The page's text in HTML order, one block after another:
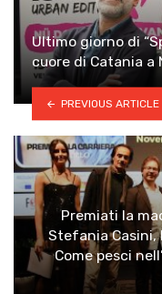
Ultimo giorno di
cuore di Catania a
PREVIOUS ARTICLE
Premiati la
Stefania Casini,
Come pesci